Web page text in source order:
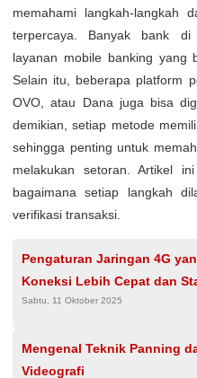
memahami langkah-langkah
terpercaya. Banyak bank di
layanan mobile banking yang
Selain itu, beberapa platform
OVO, atau Dana juga bisa
demikian, setiap metode
sehingga penting untuk
melakukan setoran. Artikel
bagaimana setiap langkah
verifikasi transaksi.
Pengaturan Jaringan 4G
Koneksi Lebih Cepat dan
Sabtu, 11 Oktober 2025
Mengenal Teknik Panning
Videografi